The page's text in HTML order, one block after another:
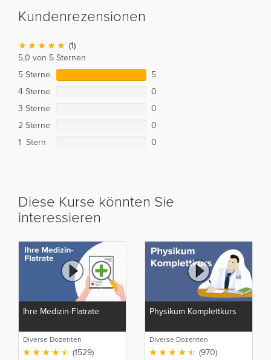
Kundenrezensionen
(1)
5,0 von 5 Sternen
5 Sterne
5
4 Sterne
0
3 Sterne
0
2 Sterne
0
1 Stern
0
Diese Kurse könnten Sie
interessieren
Ihre Medizin-Flatrate
Diverse Dozenten
(1529)
Physikum Komplettkurs
Diverse Dozenten
(970)